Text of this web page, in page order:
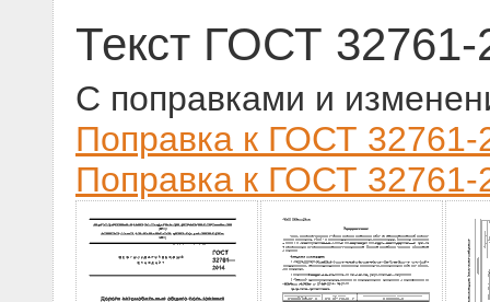
Текст ГОСТ 32761-
С поправками и
Поправка к ГОСТ 32761-
Поправка к ГОСТ 32761-